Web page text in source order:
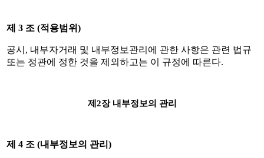
제 3 조 (적용범위 )
공시 , 내부자거래 및 내부정보관리에 관한 사항은 관련 법규
또는 정관에 정한 것을 제외하고는 이 규정에 따른다.
제 2장 내부정보의 관리
제 4 조 (내부정보의 관리 )